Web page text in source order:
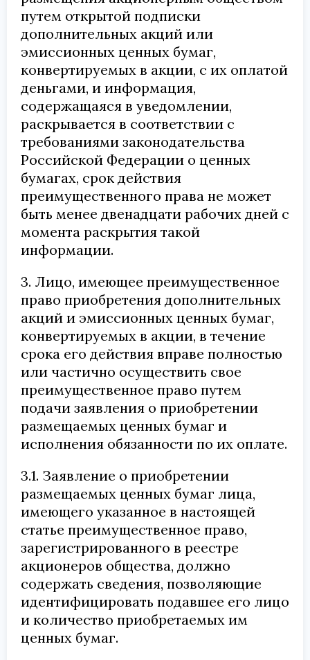
путем открытой подписки
дополнительных акций или
эмиссионных ценных бумаг,
конвертируемых в акции, с их оплатой
деньгами, и информация,
содержащаяся в уведомлении,
раскрывается в соответствии с
требованиями законодательства
Российской Федерации о ценных
бумагах, срок действия
преимущественного права не может
быть менее двенадцати рабочих дней с
момента раскрытия такой
информации.
3. Лицо, имеющее преимущественное
право приобретения дополнительных
акций и эмиссионных ценных бумаг,
конвертируемых в акции, в течение
срока его действия вправе полностью
или частично осуществить свое
преимущественное право путем
подачи заявления о приобретении
размещаемых ценных бумаг и
исполнения обязанности по их оплате.
3.1. Заявление о приобретении
размещаемых ценных бумаг лица,
имеющего указанное в настоящей
статье преимущественное право,
зарегистрированного в реестре
акционеров общества, должно
содержать сведения, позволяющие
идентифицировать подавшее его лицо
и количество приобретаемых им
ценных бумаг.